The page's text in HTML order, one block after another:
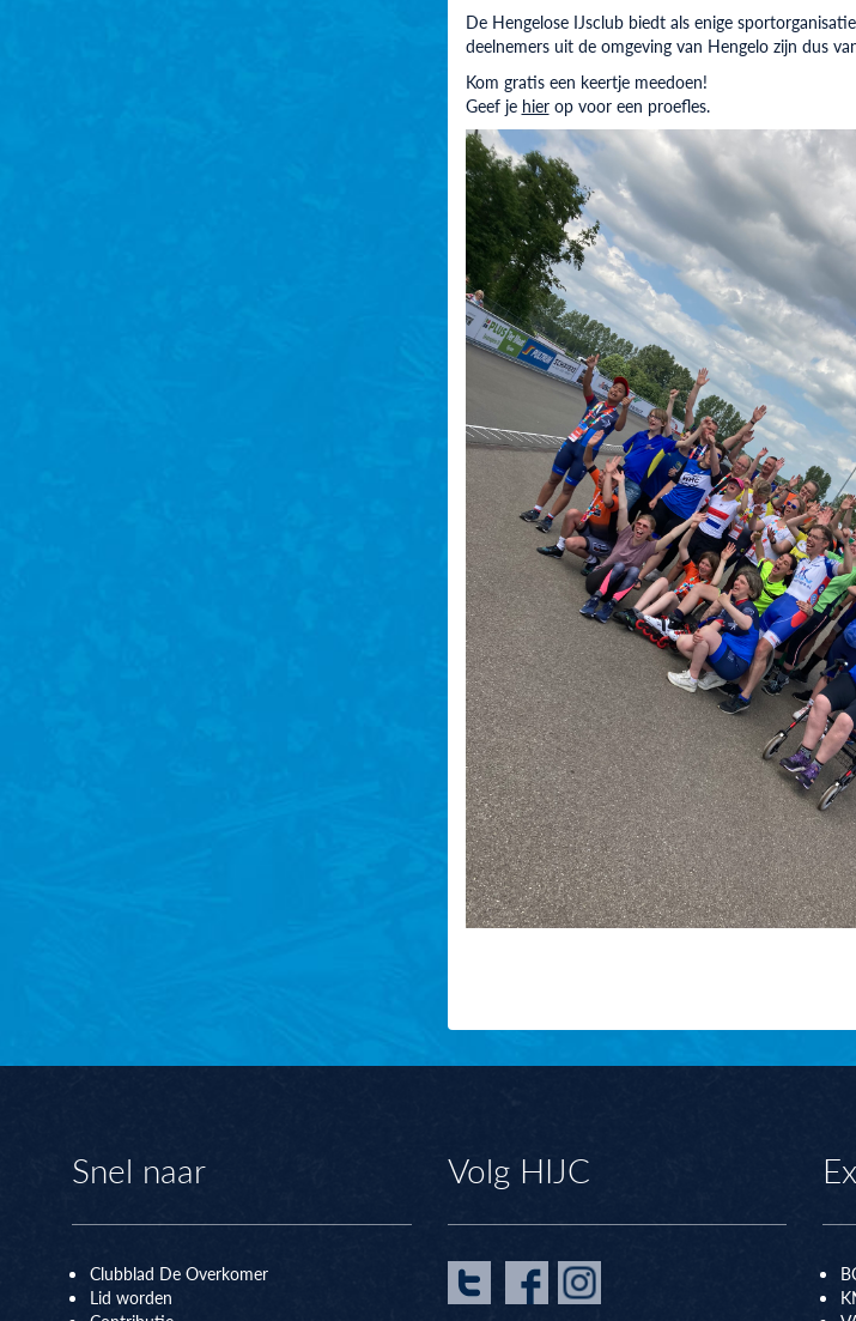
De Hengelose IJsclub biedt als enige
deelnemers uit de omgeving van Hengelo zijn dus
Kom gratis een keertje meedoen!
Geef je hierop voor een proefles.
Snel naar
Clubblad De Overkomer
Lid worden
Volg HIJC